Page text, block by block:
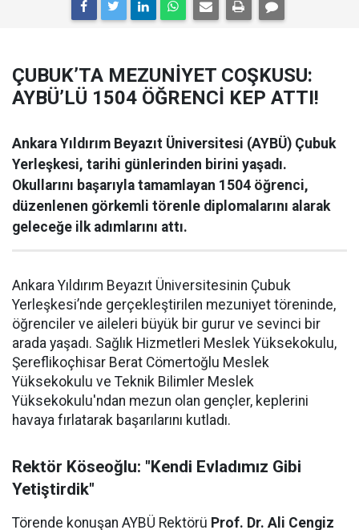
ÇUBUK’TA MEZUNİYET COŞKUSU:
AYBÜ’LÜ 1504 ÖĞRENCİ KEP ATTI!
Ankara Yıldırım Beyazıt Üniversitesi (AYBÜ) Çubuk
Yerleşkesi, tarihi günlerinden birini yaşadı.
Okullarını başarıyla tamamlayan 1504 öğrenci,
düzenlenen görkemli törenle diplomalarını alarak
geleceğe ilk adımlarını attı.
Ankara Yıldırım Beyazıt Üniversitesinin Çubuk
Yerleşkesi’nde gerçekleştirilen mezuniyet töreninde,
öğrenciler ve aileleri büyük bir gurur ve sevinci bir
arada yaşadı. Sağlık Hizmetleri Meslek Yüksekokulu,
Şereflikoçhisar Berat Cömertoğlu Meslek
Yüksekokulu ve Teknik Bilimler Meslek
Yüksekokulu'ndan mezun olan gençler, keplerini
havaya fırlatarak başarılarını kutladı.
Rektör Köseoğlu: "Kendi Evladımız Gibi
Yetiştirdik"
Törende konuşan AYBÜ Rektörü Prof. Dr. Ali Cengiz